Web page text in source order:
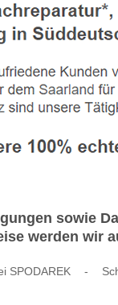
sowie
werden wir
SPODAREK -